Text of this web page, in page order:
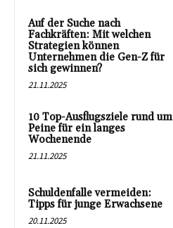
Auf der Suche nach
Fachkräften: Mit welchen
Strategien können
Unternehmen die Gen-Z für
sich gewinnen?
21.11.2025
10 Top-Ausflugsziele rund um
Peine für ein langes
Wochenende
21.11.2025
Schuldenfalle vermeiden:
Tipps für junge Erwachsene
20.11.2025